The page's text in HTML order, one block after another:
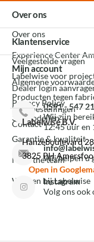
Over ons
Over ons
Experience Center
Labelwise voor
Producten tegen
3D modellen
Garantie & kwaliteit
Meet the team
Werken bij Labelwise
Klantenservice
Veelgestelde vragen
Algemene
Privacy Policy
Contact
Mijn account
Dealer login
Mijn bestellingen
0591 - 547
Wij zijn
12:45 uur en
Wij helpen u
Instagram
Volg ons ook
Labelwise B.V.
Hanzeboulevard 28
3825 PH
Open in